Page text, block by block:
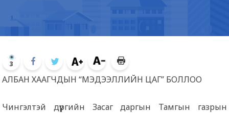
3
АЛБАН ХААГЧДЫН “МЭДЭЭЛЛИЙН ЦАГ” БОЛЛОО
Чингэлтэй дүүргийн Засаг даргын Тамгын газрын